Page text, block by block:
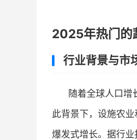
2025年热门的
行业背景与市
随着全球人口增
此背景下，设施农
爆发式增长。据行